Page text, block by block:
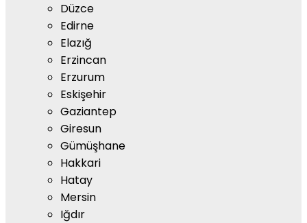
Düzce
Edirne
Elazığ
Erzincan
Erzurum
Eskişehir
Gaziantep
Giresun
Gümüşhane
Hakkari
Hatay
Mersin
Iğdır